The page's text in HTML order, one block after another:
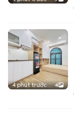
4 phút trước 4